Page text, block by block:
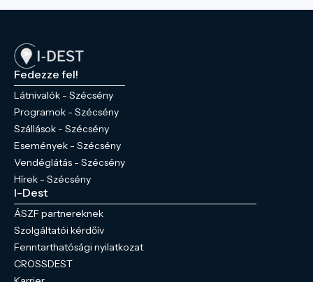
Fedezze fel!
Látnivalók - Szécsény
Programok - Szécsény
Szállások - Szécsény
Események - Szécsény
Vendéglátás - Szécsény
Hírek - Szécsény
I-Dest
ÁSZF partnereknek
Szolgáltatói kérdőív
Fenntarthatósági nyilatkozat
CROSSDEST